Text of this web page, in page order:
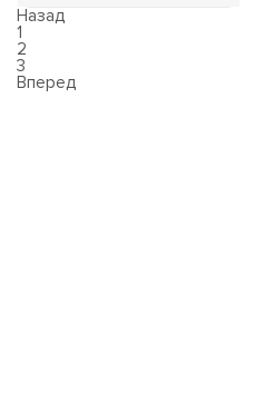
Назад
1
2
3
Вперед